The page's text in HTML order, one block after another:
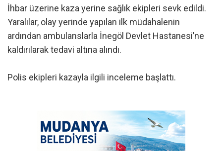
İhbar üzerine kaza yerine sağlık ekipleri sevk edildi.
Yaralılar, olay yerinde yapılan ilk müdahalenin
ardından ambulanslarla İnegöl Devlet Hastanesi’ne
kaldırılarak tedavi altına alındı.
Polis ekipleri kazayla ilgili inceleme başlattı.